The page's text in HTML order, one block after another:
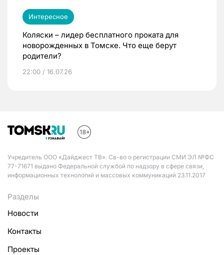
Интересное
Коляски – лидер бесплатного проката для
новорожденных в Томске. Что еще берут
родители?
22:00 / 16.07.26
Учредитель ООО «Дайджест ТВ». Св-во о регистрации СМИ ЭЛ №ФС
77-71671 выдано Федеральной службой по надзору в сфере связи,
информационных технологий и массовых коммуникаций 23.11.2017
Разделы
Новости
Контакты
Проекты